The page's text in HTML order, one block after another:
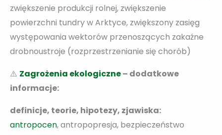
zwiększenie produkcji rolnej, zwiększenie
powierzchni tundry w Arktyce, zwiększony zasięg
występowania wektorów przenoszących zakaźne
drobnoustroje (rozprzestrzenianie się chorób)
⚠️ Zagrożenia ekologiczne– dodatkowe
informacje:
definicje, teorie, hipotezy, zjawiska:
antropocen, antropopresja, bezpieczeństwo